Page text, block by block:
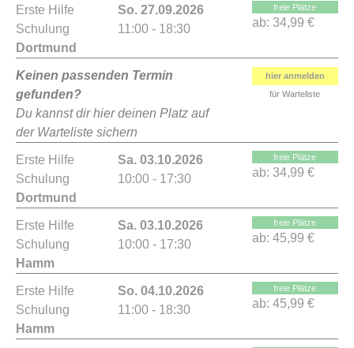
Erste Hilfe
Schulung
Dortmund
So. 27.09.2026
11:00 - 18:30
freie Plätze
ab: 34,99 €
Keinen passenden Termin
gefunden?
Du kannst dir hier deinen Platz auf
der Warteliste sichern
hier anmelden
für Warteliste
Erste Hilfe
Schulung
Dortmund
Sa. 03.10.2026
10:00 - 17:30
freie Plätze
ab: 34,99 €
Erste Hilfe
Schulung
Hamm
Sa. 03.10.2026
10:00 - 17:30
freie Plätze
ab: 45,99 €
Erste Hilfe
Schulung
Hamm
So. 04.10.2026
11:00 - 18:30
freie Plätze
ab: 45,99 €